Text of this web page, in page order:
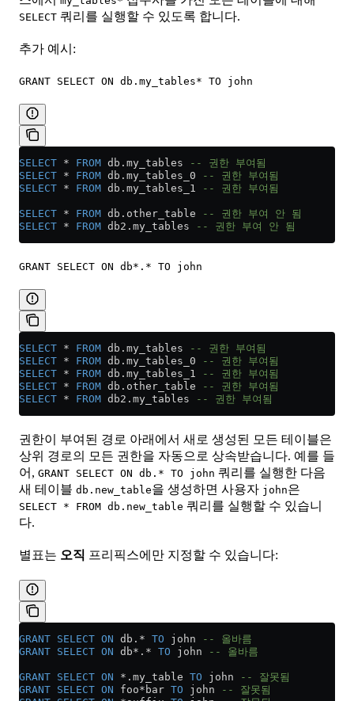
SELECT 쿼리를 실행할 수 있도록 합니다.
추가 예시:
GRANT SELECT ON db.my_tables* TO john
SELECT * FROM db . my_tables -- 권한 부여됨
SELECT * FROM db . my_tables_0 -- 권한 부여됨
SELECT * FROM db . my_tables_1 -- 권한 부여됨
SELECT * FROM db . other_table -- 권한 부여 안 됨
SELECT * FROM db2 . my_tables -- 권한 부여 안 됨
GRANT SELECT ON db*.* TO john
SELECT * FROM db . my_tables -- 권한 부여됨
SELECT * FROM db . my_tables_0 -- 권한 부여됨
SELECT * FROM db . my_tables_1 -- 권한 부여됨
SELECT * FROM db . other_table -- 권한 부여됨
SELECT * FROM db2 . my_tables -- 권한 부여됨
권한이 부여된 경로 아래에서 새로 생성된 모든 테이블은
상위 경로의 모든 권한을 자동으로 상속받습니다. 예를 들
어, GRANT SELECT ON db.* TO john 쿼리를 실행한 다음
새 테이블 db.new_table을 생성하면 사용자 john은
SELECT * FROM db.new_table 쿼리를 실행할 수 있습니
다.
별표는 오직 프리픽스에만 지정할 수 있습니다:
GRANT SELECT ON db. * TO john
-- 올바름
GRANT SELECT ON db* . * TO john -- 올바름
GRANT SELECT ON * .my_table TO john
-- 잘못됨
GRANT SELECT ON foo* bar TO john
-- 잘못됨